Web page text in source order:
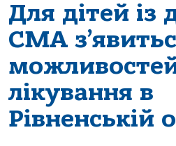
Для дітей із
СМА
лікування в
Рівненській